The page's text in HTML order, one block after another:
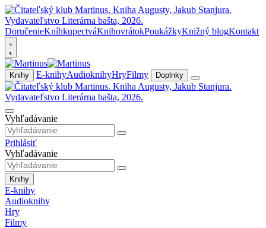
DoručenieKníhkupectváKnihovrátokPoukážkyKnižný blogKontakt
Knihy E-knihyAudioknihyHryFilmy Doplnky
Vyhľadávanie
Prihlásiť
Vyhľadávanie
Knihy
E-knihy
Audioknihy
Hry
Filmy